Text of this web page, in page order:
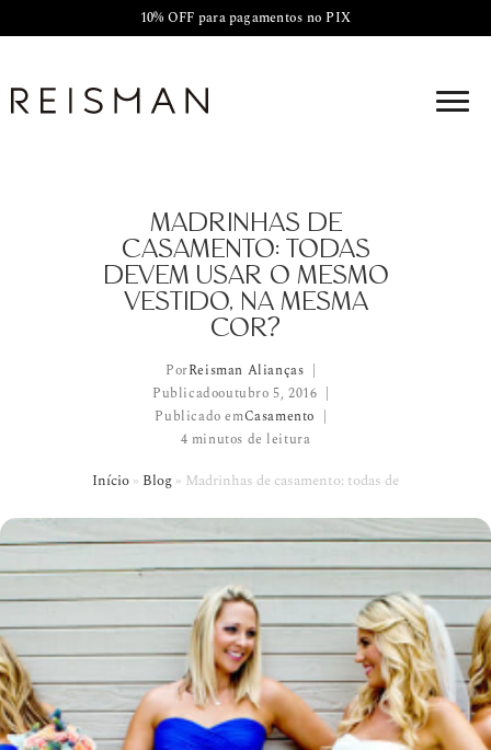
10% OFF para pagamentos no PIX
MADRINHAS DE
CASAMENTO: TODAS
DEVEM USAR O MESMO
VESTIDO, NA MESMA
COR?
PorReisman Alianças
Publicadooutubro 5, 2016
Publicado emCasamento
4 minutos de leitura
Início » Blog » Madrinhas de casamento: todas devem usar o